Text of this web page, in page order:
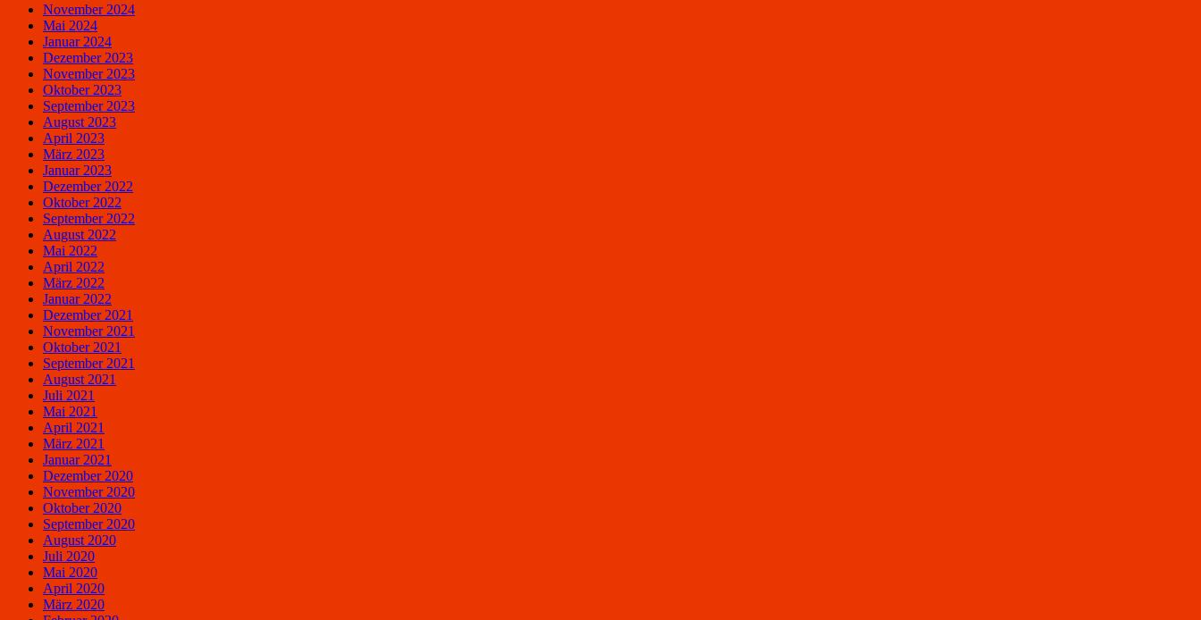
November 2024
Mai 2024
Januar 2024
Dezember 2023
November 2023
Oktober 2023
September 2023
August 2023
April 2023
März 2023
Januar 2023
Dezember 2022
Oktober 2022
September 2022
August 2022
Mai 2022
April 2022
März 2022
Januar 2022
Dezember 2021
November 2021
Oktober 2021
September 2021
August 2021
Juli 2021
Mai 2021
April 2021
März 2021
Januar 2021
Dezember 2020
November 2020
Oktober 2020
September 2020
August 2020
Juli 2020
Mai 2020
April 2020
März 2020